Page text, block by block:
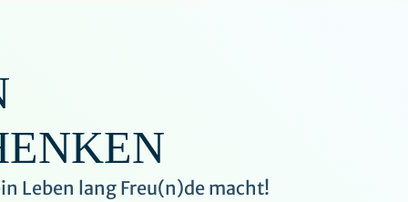
Leben lang Freu(n)de macht!